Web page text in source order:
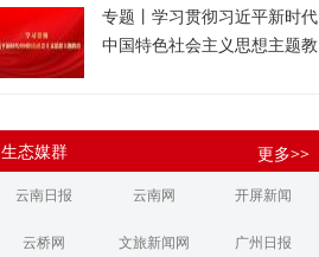
专题丨学习贯彻习近平新时代
中国特色社会主义思想主题教
生态媒群 更多>>
云南日报 云南网 开屏新闻
云桥网 文旅新闻网 广州日报